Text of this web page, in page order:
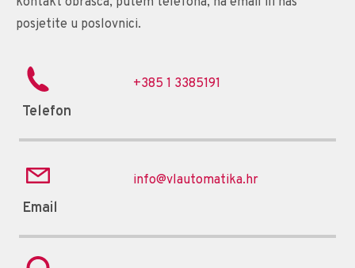
posjetite u poslovnici.
Telefon
+385 1 3385191
Email
info@vlautomatika.hr